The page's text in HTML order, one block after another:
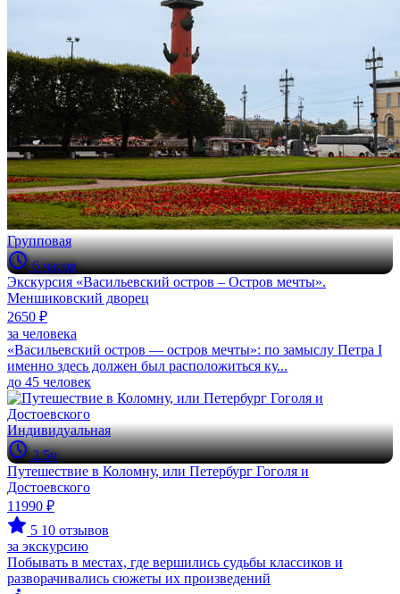
Групповая
6 часов
Экскурсия «Васильевский остров – Остров мечты».
Меншиковский дворец
2650 ₽
за человека
«Васильевский остров — остров мечты»: по замыслу Петра I
именно здесь должен был расположиться ку...
до 45 человек
Индивидуальная
2.5ч
Путешествие в Коломну, или Петербург Гоголя и
Достоевского
11990 ₽
5 10 отзывов
за экскурсию
Побывать в местах, где вершились судьбы классиков и
разворачивались сюжеты их произведений